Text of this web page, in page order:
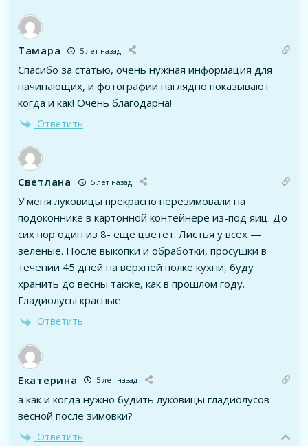
Тамара 5 лет назад
Спасибо за статью, очень нужная информация для
начинающих, и фотографии наглядно показывают
когда и как! Очень благодарна!
Ответить
Светлана 5 лет назад
У меня луковицы прекрасно перезимовали на
подоконнике в картонной контейнере из-под яиц. До
сих пор один из 8- еще цветет. Листья у всех —
зеленые. После выкопки и обработки, просушки в
течении 45 дней на верхней полке кухни, буду
хранить до весны также, как в прошлом году.
Гладиолусы красные.
Ответить
Екатерина 5 лет назад
а как и когда нужно будить луковицы гладиолусов
весной после зимовки?
Ответить